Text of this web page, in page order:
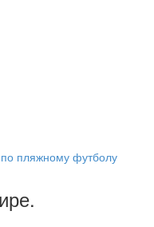
пляжному футболу
.